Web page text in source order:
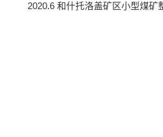
2020.6 和什托洛盖矿区小型煤